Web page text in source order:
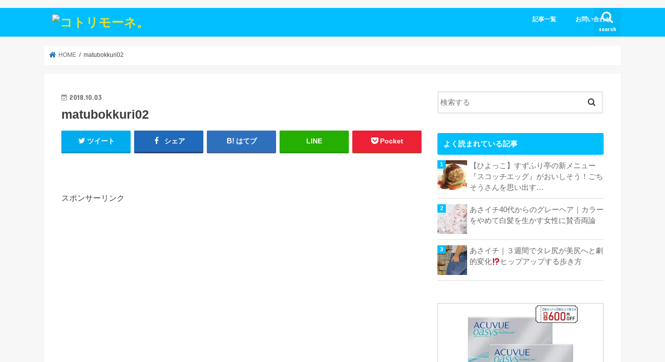
search
記事一覧 お問い合わせ
HOME matubokkuri02
2018.10.03
matubokkuri02
ツイート シェア はてブ LINE Pocket
スポンサーリンク
よく読まれている記事
【ひよっこ】すずふり亭の新メニュー
『スコッチエッグ』がおいしそう！ごち
そうさんを思い出す…
あさイチ40代からのグレーヘア｜カラー
をやめて白髪を生かす女性に賛否両論
あさイチ｜３週間でタレ尻が美尻へと劇
的変化
ヒップアップする歩き方